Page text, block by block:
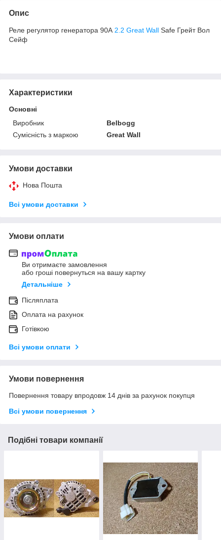
Опис
Реле регулятор генератора 90А 2.2 Great Wall Safe Грейт Вол
Сейф
Характеристики
Основні
Виробник
Belbogg
Сумісність з маркою
Great Wall
Умови доставки
Нова Пошта
Всі умови доставки
Умови оплати
Ви отримаєте замовлення
або гроші повернуться на вашу картку
Детальніше
Післяплата
Оплата на рахунок
Готівкою
Всі умови оплати
Умови повернення
Повернення товару впродовж 14 днів за рахунок покупця
Всі умови повернення
Подібні товари компанії